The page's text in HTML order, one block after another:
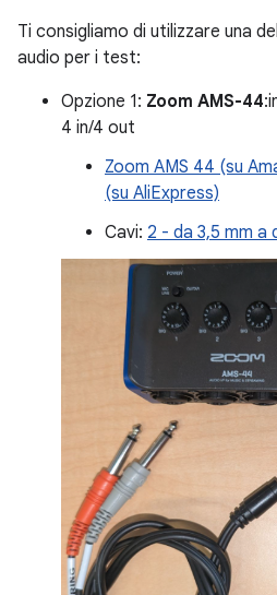
Ti consigliamo di utilizzare una
audio per i test:
Opzione 1: Zoom AMS-44
4 in/4 out
Zoom AMS 44 (su
(su AliExpress)
Cavi: 2 - da 3,5 mm a